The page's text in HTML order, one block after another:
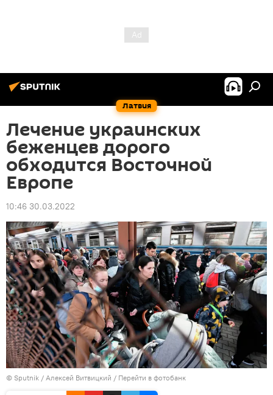
Латвия
Лечение украинских
беженцев дорого
обходится Восточной
Европе
10:46 30.03.2022
© Sputnik / Алексей Витвицкий / Перейти в фотобанк